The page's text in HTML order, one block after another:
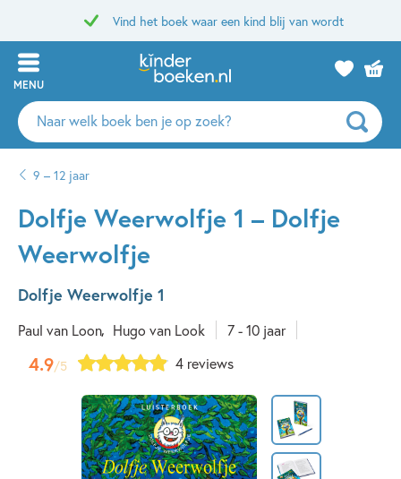
Vind het boek waar een kind blij van wordt
MENU
Zoeken
naar
auteurs
uitgevers
9 – 12 jaar
Dolfje Weerwolfje 1 – Dolfje
Weerwolfje
Dolfje Weerwolfje 1
Paul van Loon Hugo van Look 7 - 10 jaar
4.9/5 4 reviews